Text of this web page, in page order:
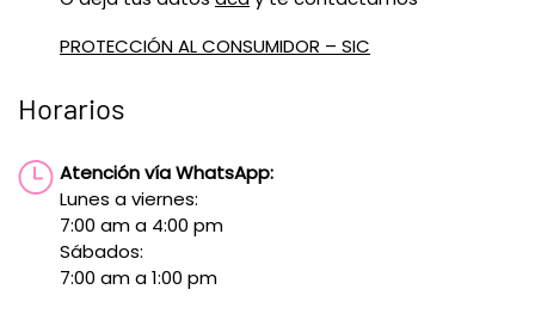
PROTECCIÓN AL CONSUMIDOR – SIC
Horarios
Atención vía WhatsApp:
Lunes a viernes:
7:00 am a 4:00 pm
Sábados:
7:00 am a 1:00 pm